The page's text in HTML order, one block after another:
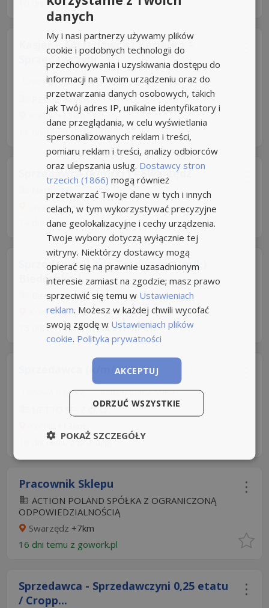
10 dni temu zpracuj.pl
Kasjer – Sprzedawca / Kasjerka –
Sprzedawczyni
Umowa o pracę Rodzaj pracy: Stała
PEPCO Sklepy
Kórnik
+13km
11 dni temu z
pracuj.pl
Sprzedawca (k/m/x) I - Swarzędz
Netto 4,6
Swarzędz+7km
14 dni temu znetto.pl
Sprzedawca-Lada Tradycyjna (m/k)
Biedronka I...
Biedronka
Kórnik+13km
15 dni temu zpracawbiedronce.pl
Sprzedawca (k/m/x)
Umowa o pracę Rodzaj pracy: Stała
NETTO SP. Z O. O
16 dni temu zpracuj.pl
Pracownik Sklepu
ACTION POLAND SPÓŁKA Z OGRANICZONĄ
ODPOWIEDZIALNOŚCIĄ
Swarzędz +7km
16 dni temu z gowork.pl
Sprzedawca - Sprzedawczyni 0,25 etatu
/ Cropp...
danych
My i nasi partnerzy używamy plików
cookie i podobnych technologii do
przechowywania i uzyskiwania dostępu do
informacji na Twoim urządzeniu oraz do
przetwarzania danych osobowych, takich
jak Twój adres IP, unikalne identyfikatory i
dane przeglądania, w celu wyświetlania
spersonalizowanych reklam i treści,
pomiaru reklam i treści, analizy odbiorców
oraz ulepszania usług. Dostawcy stron
trzecich (1866) mogą również
przetwarzać Twoje dane w tych i innych
celach, w tym wykorzystywać precyzyjne
dane geolokalizacyjne i cechy urządzenia.
Twoje wybory dotyczą wyłącznie tej
witryny. Niektórzy dostawcy mogą
opierać się na prawnie uzasadnionym
interesie zamiast na zgodzie; masz prawo
sprzeciwić się temu w Ustawieniach
reklam. Możesz w każdej chwili wycofać
swoją zgodę w Ustawieniach plików
cookie. Polityka prywatności
AKCEPTUJ
ODRZUĆ WSZYSTKIE
POKAŻ SZCZEGÓŁY